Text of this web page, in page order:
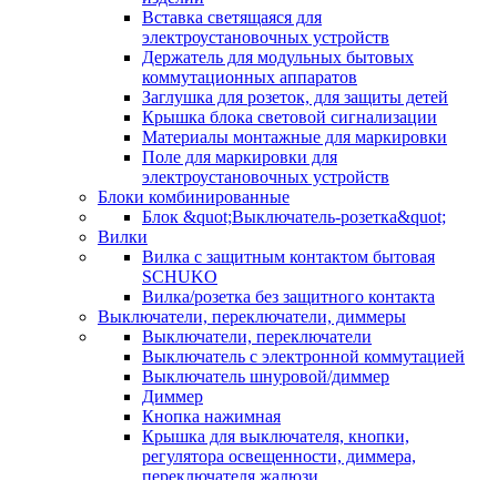
Вставка светящаяся для
электроустановочных устройств
Держатель для модульных бытовых
коммутационных аппаратов
Заглушка для розеток, для защиты детей
Крышка блока световой сигнализации
Материалы монтажные для маркировки
Поле для маркировки для
электроустановочных устройств
Блоки комбинированные
Блок &quot;Выключатель-розетка&quot;
Вилки
Вилка с защитным контактом бытовая
SCHUKO
Вилка/розетка без защитного контакта
Выключатели, переключатели, диммеры
Выключатели, переключатели
Выключатель с электронной коммутацией
Выключатель шнуровой/диммер
Диммер
Кнопка нажимная
Крышка для выключателя, кнопки,
регулятора освещенности, диммера,
переключателя жалюзи